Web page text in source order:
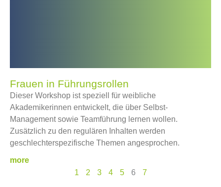
Frauen in Führungsrollen
Dieser Workshop ist speziell für weibliche
Akademikerinnen entwickelt, die über Selbst-
Management sowie Teamführung lernen wollen.
Zusätzlich zu den regulären Inhalten werden
geschlechterspezifische Themen angesprochen.
more
1 2 3 4 5 6 7